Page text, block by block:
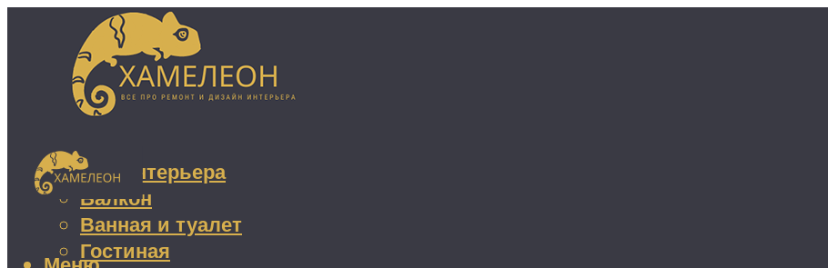
Дизайн интерьера
Балкон
Ванная и туалет
Гостиная